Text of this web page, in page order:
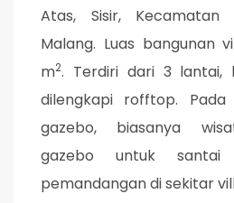
Atas, Sisir, Kecamatan
Malang. Luas bangunan
m2. Terdiri dari 3 lantai,
dilengkapi rofftop.
gazebo, biasanya
gazebo untuk santai
pemandangan di sekitar